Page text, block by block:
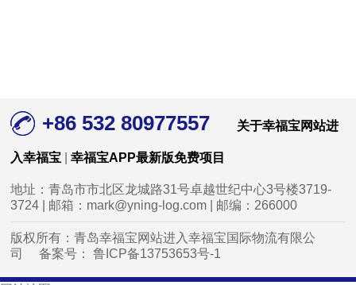
+86 532 80977557 关于幸福宝网站进
入幸福宝 |幸福宝APP最新版免费项目
地址：青岛市市北区龙城路31号卓越世纪中心3号楼3719-
3724 | 邮箱：mark@yning-log.com | 邮编：266000
版权所有：青岛幸福宝网站进入幸福宝国际物流有限公
司 备案号：
鲁ICP备13753653号-1